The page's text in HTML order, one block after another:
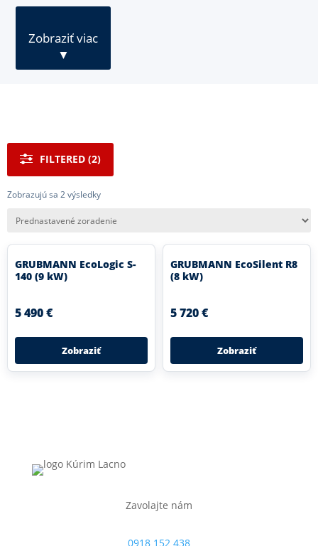
Zobraziť viac
▼
FILTERED (2)
Zobrazujú sa 2 výsledky
GRUBMANN EcoLogic S-
140 (9 kW)
5 490 €
Zobraziť
GRUBMANN EcoSilent R8
(8 kW)
5 720 €
Zobraziť
Zavolajte nám
0918 152 438